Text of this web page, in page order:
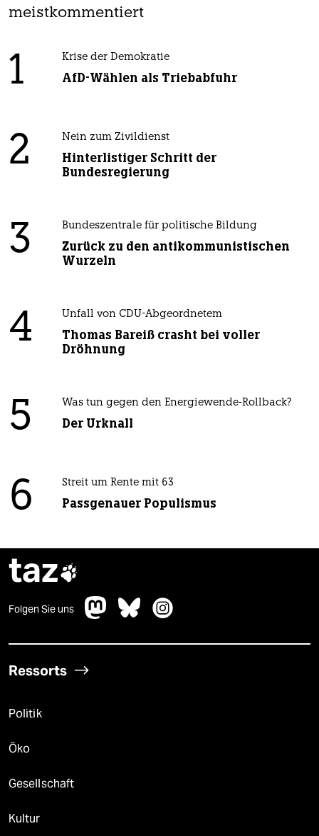
meistkommentiert
1 Krise der Demokratie
AfD-Wählen als Triebabfuhr
2 Nein zum Zivildienst
Hinterlistiger Schritt der
Bundesregierung
3 Bundeszentrale für politische Bildung
Zurück zu den antikommunistischen
Wurzeln
4 Unfall von CDU-Abgeordnetem
Thomas Bareiß crasht bei voller
Dröhnung
5 Was tun gegen den Energiewende-Rollback?
Der Urknall
6 Streit um Rente mit 63
Passgenauer Populismus
taz
Folgen Sie uns
Ressorts
Politik
Öko
Gesellschaft
Kultur